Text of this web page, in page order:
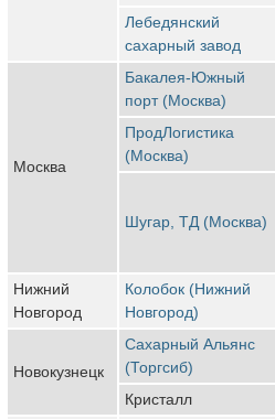
Лебедянский
сахарный завод
Москва
Бакалея-Южный
порт (Москва)
ПродЛогистика
(Москва)
Шугар, ТД (Москва)
Нижний
Новгород
Колобок (Нижний
Новгород)
Новокузнецк
Сахарный Альянс
(Торгсиб)
Кристалл